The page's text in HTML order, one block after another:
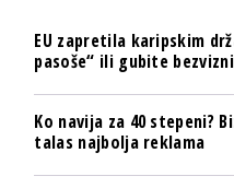
EU zapretila karipskim
pasoše“ ili gubite
Ko navija za 40 stepeni?
talas najbolja reklama